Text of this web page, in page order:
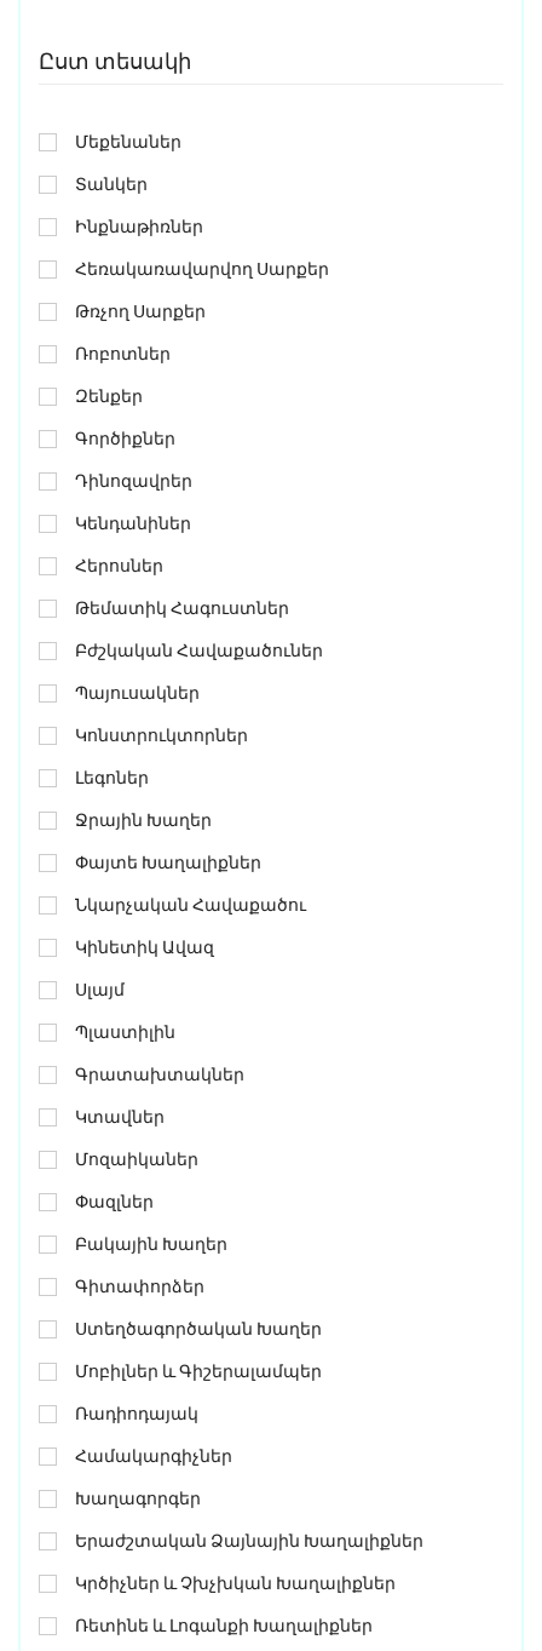
Ըստ տեսակի
Մեքենաներ
Տանկեր
Ինքնաթիռներ
Հեռակառավարվող Սարքեր
Թռչող Սարքեր
Ռոբոտներ
Զենքեր
Գործիքներ
Դինոզավրեր
Կենդանիներ
Հերոսներ
Թեմատիկ Հագուստներ
Բժշկական Հավաքածուներ
Պայուսակներ
Կոնստրուկտորներ
Լեգոներ
Ջրային Խաղեր
Փայտե Խաղալիքներ
Նկարչական Հավաքածու
Կինետիկ Ավազ
Սլայմ
Պլաստիլին
Գրատախտակներ
Կտավներ
Մոզաիկաներ
Փազլներ
Բակային Խաղեր
Գիտափորձեր
Ստեղծագործական Խաղեր
Մոբիլներ ԵՒ Գիշերալամպեր
Ռադիոդայակ
Համակարգիչներ
Խաղագորգեր
Երաժշտական Ձայնային Խաղալիքներ
Կրծիչներ ԵՒ Չխչխկան Խաղալիքներ
Ռետինե ԵՒ Լոգանքի Խաղալիքներ